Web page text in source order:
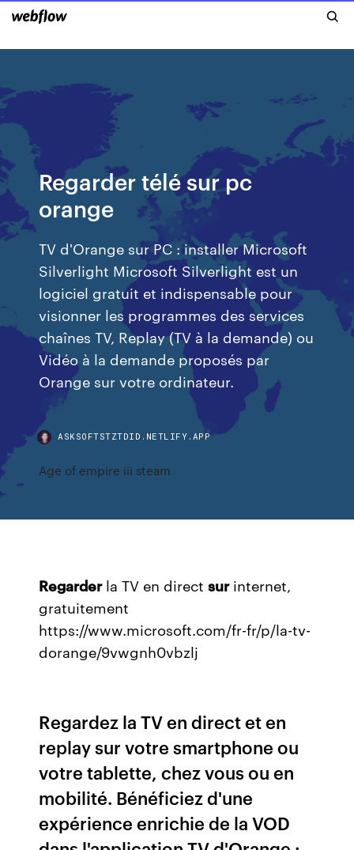
Regarder télé sur pc
orange
TV d'Orange sur PC : installer Microsoft
Silverlight Microsoft Silverlight est un
logiciel gratuit et indispensable pour
visionner les programmes des services
chaînes TV, Replay (TV à la demande) ou
Vidéo à la demande proposés par
Orange sur votre ordinateur.
ASKSOFTSTZTDID.NETLIFY.APP
Age of empire iii steam
Regarderla TV en directsurinternet,
gratuitement
https://www.microsoft.com/fr-fr/p/la-tv-
dorange/9vwgnh0vbzlj
Regardez la TV en direct et en
replay sur votre smartphone ou
votre tablette, chez vous ou en
mobilité. Bénéficiez d'une
expérience enrichie de la VOD